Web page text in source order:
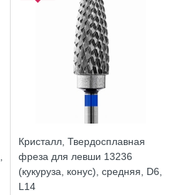
Кристалл, Твердосплавная
фреза для левши 13236
(кукуруза, конус), средняя, D6,
L14